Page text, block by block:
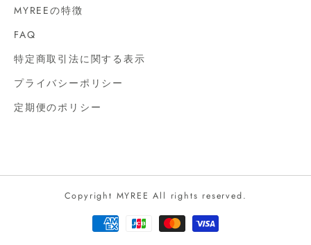
MYREEの特徴
FAQ
特定商取引法に関する表示
プライバシーポリシー
定期便のポリシー
Copyright MYREE All rights reserved.
決
済